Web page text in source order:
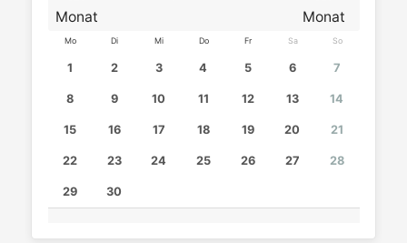
Mo Di Mi Do Fr Sa So
1 2 3 4 5 6 7
8 9 10 11 12 13 14
15 16 17 18 19 20 21
22 23 24 25 26 27 28
29 30